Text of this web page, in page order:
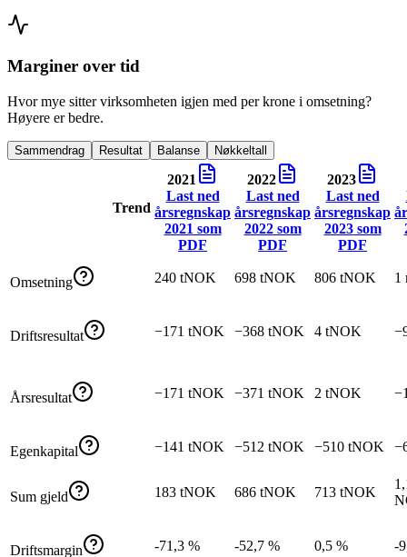
Marginer over tid
Hvor mye sitter virksomheten igjen med per krone i omsetning?
Høyere er bedre.
Sammendrag Resultat Balanse Nøkkeltall
Trend
2021
Last ned
årsregnskap
2021 som
PDF
2022
Last ned
årsregnskap
2022som
PDF
2023
Last ned
årsregnskap
2023som
PDF
Omsetning 240 tNOK 698 tNOK 806 tNOK 1
Driftsresultat −171 tNOK −368 tNOK 4 tNOK
Årsresultat −171 tNOK −371 tNOK 2 tNOK
Egenkapital −141 tNOK −512 tNOK −510 tNOK
Sum gjeld 183 tNOK 686 tNOK 713 tNOK
Driftsmargin -71,3 % -52,7 % 0,5 % -